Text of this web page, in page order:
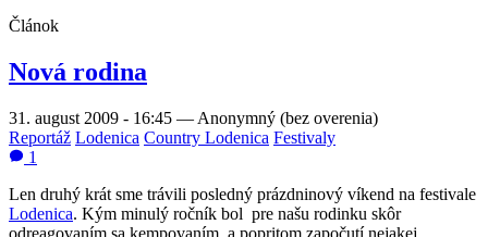
Článok
Nová rodina
31. august 2009 - 16:45 — Anonymný (bez overenia)
Reportáž Lodenica Country Lodenica Festivaly
1
Len druhý krát sme trávili posledný prázdninový víkend na festivale
Lodenica. Kým minulý ročník bol pre našu rodinku skôr